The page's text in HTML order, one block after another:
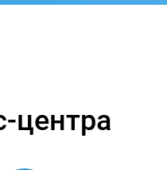
центра